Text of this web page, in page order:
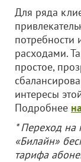
Для ряда
расходами.
простое,
интересы
Подробнее
* Переход на
«Билайн»
тарифа